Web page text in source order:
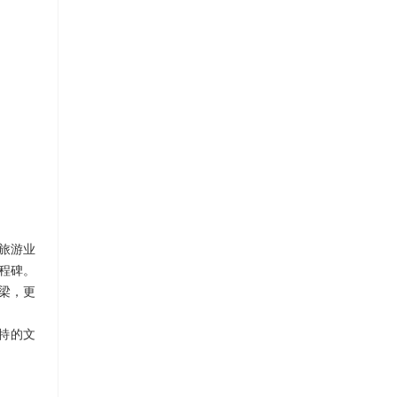
游业
。
，更
的文